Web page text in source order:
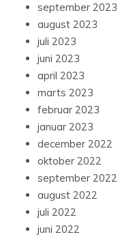
september 2023
august 2023
juli 2023
juni 2023
april 2023
marts 2023
februar 2023
januar 2023
december 2022
oktober 2022
september 2022
august 2022
juli 2022
juni 2022